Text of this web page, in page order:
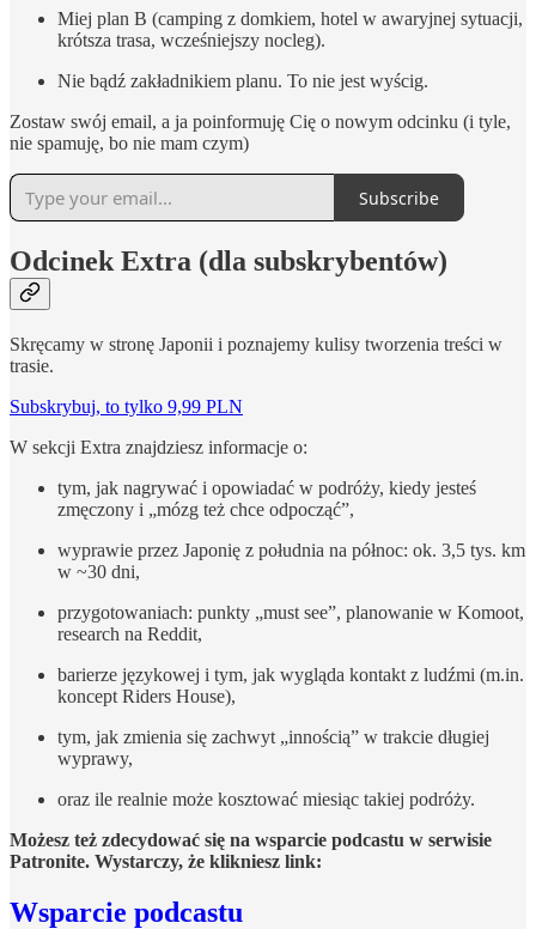
Miej plan B (camping z domkiem, hotel w awaryjnej sytuacji,
krótsza trasa, wcześniejszy nocleg).
Nie bądź zakładnikiem planu. To nie jest wyścig.
Zostaw swój email, a ja poinformuję Cię o nowym odcinku (i tyle,
nie spamuję, bo nie mam czym)
Subscribe
Odcinek Extra (dla subskrybentów)
Skręcamy w stronę Japonii i poznajemy kulisy tworzenia treści w
trasie.
Subskrybuj, to tylko 9,99 PLN
W sekcji Extra znajdziesz informacje o:
tym, jak nagrywać i opowiadać w podróży, kiedy jesteś
zmęczony i „mózg też chce odpocząć”,
wyprawie przez Japonię z południa na północ: ok. 3,5 tys. km
w ~30 dni,
przygotowaniach: punkty „must see”, planowanie w Komoot,
research na Reddit,
barierze językowej i tym, jak wygląda kontakt z ludźmi (m.in.
koncept Riders House),
tym, jak zmienia się zachwyt „innością” w trakcie długiej
wyprawy,
oraz ile realnie może kosztować miesiąc takiej podróży.
Możesz też zdecydować się na wsparcie podcastu w serwisie
Patronite. Wystarczy, że klikniesz link:
Wsparcie podcastu